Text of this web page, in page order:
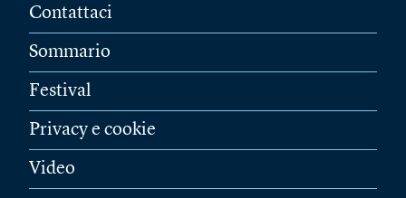
Contattaci
Sommario
Festival
Privacy e cookie
Video